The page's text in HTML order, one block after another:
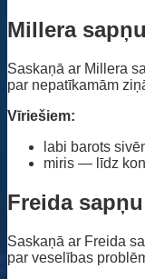
Millera
Saskaņā ar Millera
par nepatīkamām
Vīriešiem:
labi barots
miris — līdz
Freida
Saskaņā ar Freida
par veselības